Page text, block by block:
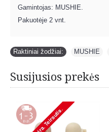
Gamintojas: MUSHIE.
Pakuotėje 2 vnt.
Raktiniai žodžiai: MUSHIE
Susijusios prekės